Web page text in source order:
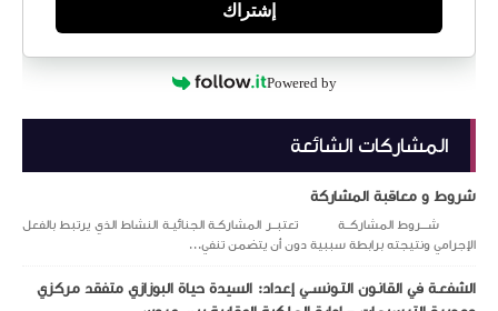
إشتراك
Powered by
المشاركات الشائعة
شروط و معاقبة المشاركة
شـــروط المشاركــة تعتبــر المشاركـة الجنائيـة النشاط الذي يرتبط بالفعل
الإجرامي ونتيجته برابطة سببية دون أن يتضمن تنفي...
الشفعـة في القانـون التـونســي إعداد: السيدة حياة البوزازي متفقد مركزي